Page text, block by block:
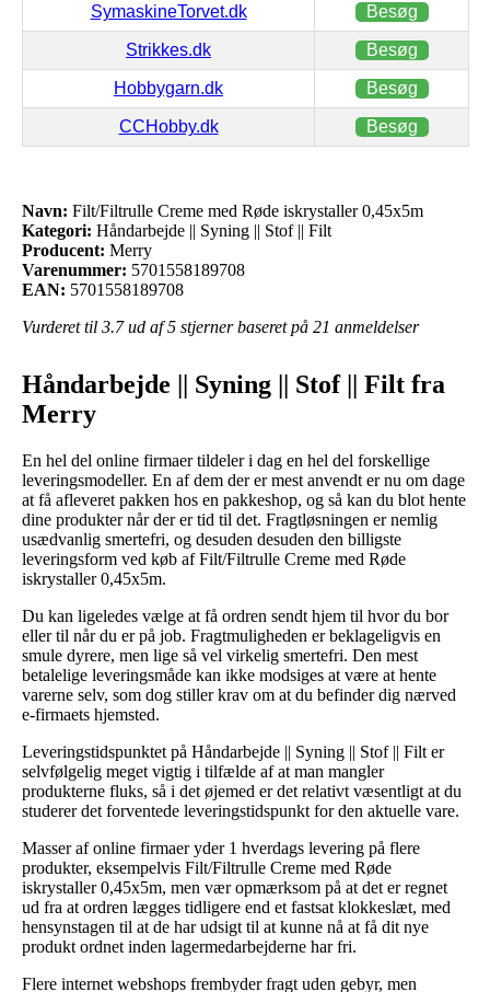
SymaskineTorvet.dk Besøg
Strikkes.dk Besøg
Hobbygarn.dk Besøg
CCHobby.dk Besøg
Navn: Filt/Filtrulle Creme med Røde iskrystaller 0,45x5m
Kategori: Håndarbejde || Syning || Stof || Filt
Producent: Merry
Varenummer: 5701558189708
EAN: 5701558189708
Vurderet til 3.7ud af 5 stjerner baseret på 21 anmeldelser
Håndarbejde || Syning || Stof || Filt fra
Merry
En hel del online firmaer tildeler i dag en hel del forskellige
leveringsmodeller. En af dem der er mest anvendt er nu om dage
at få afleveret pakken hos en pakkeshop, og så kan du blot hente
dine produkter når der er tid til det. Fragtløsningen er nemlig
usædvanlig smertefri, og desuden desuden den billigste
leveringsform ved køb af Filt/Filtrulle Creme med Røde
iskrystaller 0,45x5m.
Du kan ligeledes vælge at få ordren sendt hjem til hvor du bor
eller til når du er på job. Fragtmuligheden er beklageligvis en
smule dyrere, men lige så vel virkelig smertefri. Den mest
betalelige leveringsmåde kan ikke modsiges at være at hente
varerne selv, som dog stiller krav om at du befinder dig nærved
e-firmaets hjemsted.
Leveringstidspunktet på Håndarbejde || Syning || Stof || Filt er
selvfølgelig meget vigtig i tilfælde af at man mangler
produkterne fluks, så i det øjemed er det relativt væsentligt at du
studerer det forventede leveringstidspunkt for den aktuelle vare.
Masser af online firmaer yder 1 hverdags levering på flere
produkter, eksempelvis Filt/Filtrulle Creme med Røde
iskrystaller 0,45x5m, men vær opmærksom på at det er regnet
ud fra at ordren lægges tidligere end et fastsat klokkeslæt, med
hensynstagen til at de har udsigt til at kunne nå at få dit nye
produkt ordnet inden lagermedarbejderne har fri.
Flere internet webshops frembyder fragt uden gebyr, men